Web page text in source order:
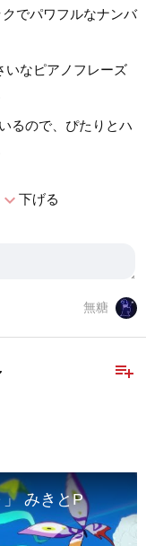
でパワフルなナンバ
いなピアノフレーズ
るので、ぴたりとハ
expand_more下げる
無糖
playlist_add
みきとP